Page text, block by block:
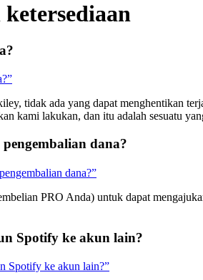
tidak ada yang dapat menghentikan
kami lakukan, dan itu adalah sesuatu
dana?
dana?”
PRO Anda) untuk dapat
Spotify ke akun lain?
Spotify ke akun lain?”